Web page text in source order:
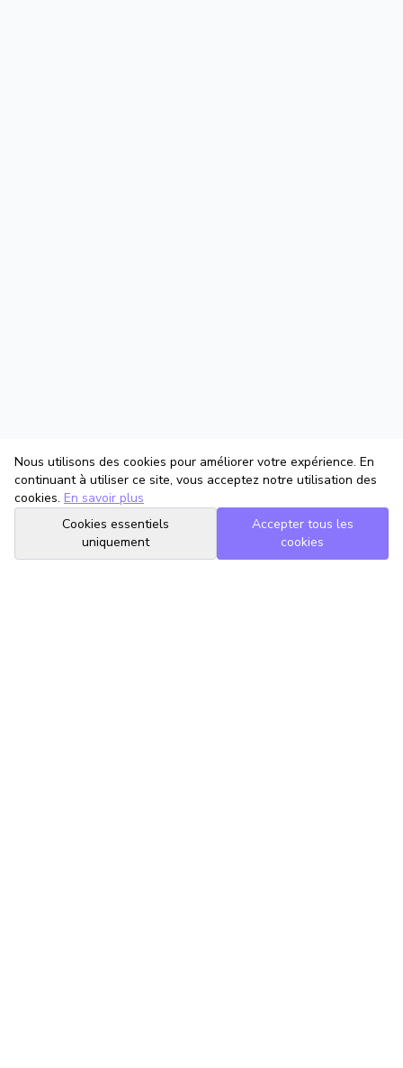
Nous utilisons des cookies pour améliorer votre expérience. En
continuant à utiliser ce site, vous acceptez notre utilisation des
cookies. En savoir plus
Cookies essentiels
uniquement
Accepter tous les
cookies